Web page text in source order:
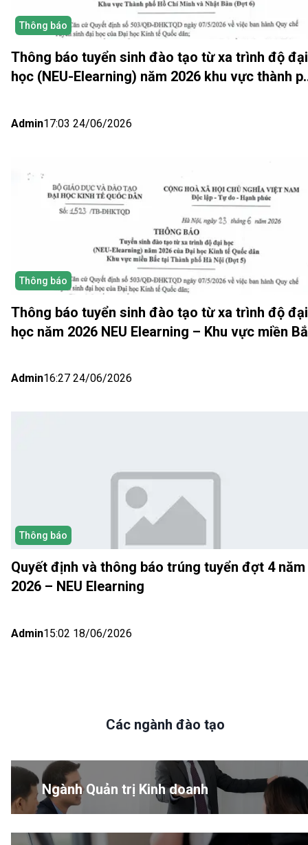
Thông báo
Thông báo tuyển sinh đào tạo từ xa trình độ đại
học (NEU-Elearning) năm 2026 khu vực thành
Admin17:03 24/06/2026
Thông báo
Thông báo tuyển sinh đào tạo từ xa trình độ đại
học năm 2026 NEU Elearning – Khu vực miền
Admin16:27 24/06/2026
Thông báo
Quyết định và thông báo trúng tuyển đợt 4 năm
2026 – NEU Elearning
Admin15:02 18/06/2026
Các ngành đào tạo
Ngành Quản trị Kinh doanh